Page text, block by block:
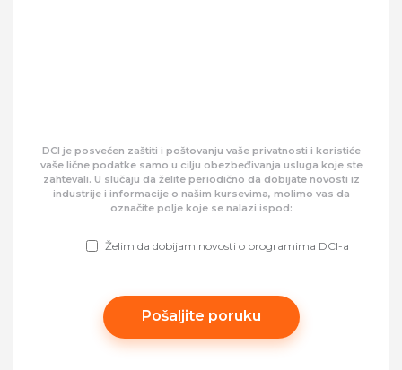
this field empty.
DCI je posvećen zaštiti i poštovanju vaše privatnosti i koristiće
vaše lične podatke samo u cilju obezbeđivanja usluga koje ste
zahtevali. U slučaju da želite periodično da dobijate novosti iz
industrije i informacije o našim kursevima, molimo vas da
označite polje koje se nalazi ispod:
Želim da dobijam novosti o programima DCI-a